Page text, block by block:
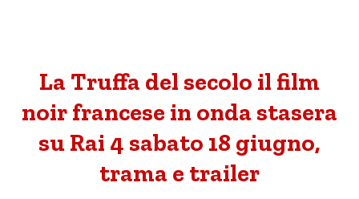
La Truffa del secolo il film
noir francese in onda stasera
su Rai 4 sabato 18 giugno,
trama e trailer